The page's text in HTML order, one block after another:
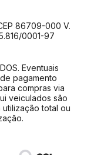
86709-000 V.
0001-97
Eventuais
pagamento
compras via
veiculados são
total ou